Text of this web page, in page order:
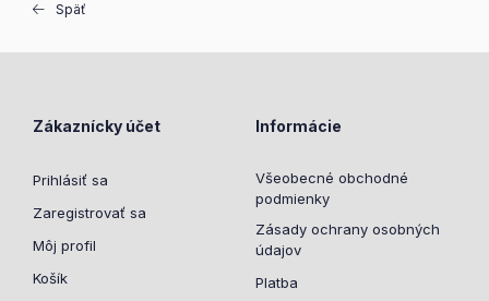
Späť
Zákaznícky účet
Prihlásiť sa
Zaregistrovať sa
Môj profil
Košík
Informácie
Všeobecné obchodné
podmienky
Zásady ochrany osobných
údajov
Platba